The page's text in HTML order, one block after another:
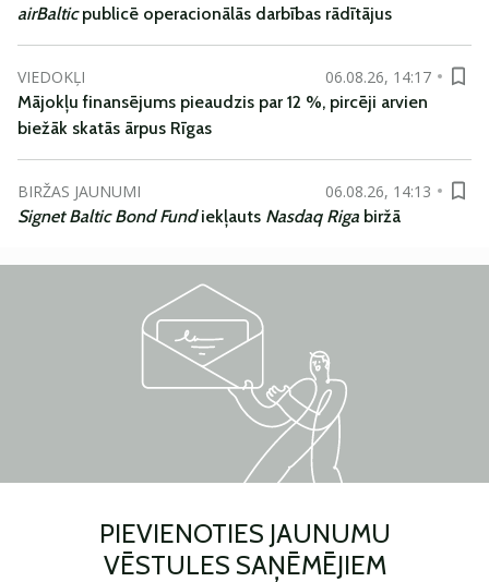
airBalticpublicē operacionālās darbības rādītājus
VIEDOKĻI
06.08.26, 14:17
Mājokļu finansējums pieaudzis par 12 %, pircēji arvien
biežāk skatās ārpus Rīgas
BIRŽAS JAUNUMI
06.08.26, 14:13
Signet Baltic Bond Fundiekļauts Nasdaq Riga biržā
PIEVIENOTIES JAUNUMU
VĒSTULES SAŅĒMĒJIEM